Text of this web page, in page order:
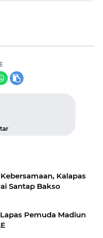
Kalapas
Santap Bakso
Pemuda Madiun